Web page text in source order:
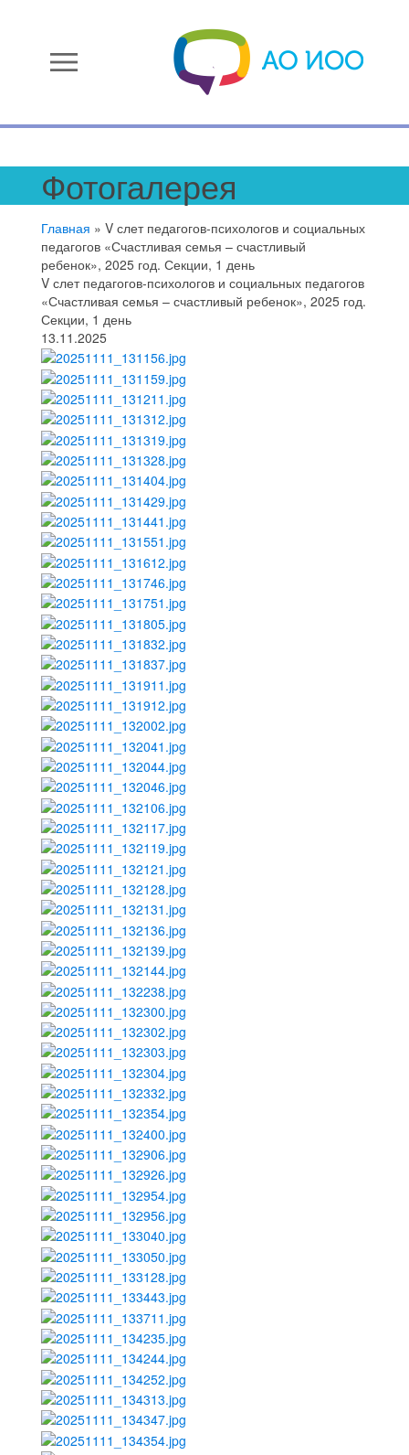
menu
Фотогалерея
Главная » V слет педагогов-психологов и социальных
педагогов «Счастливая семья – счастливый
ребенок», 2025 год. Секции, 1 день
V слет педагогов-психологов и социальных педагогов
«Счастливая семья – счастливый ребенок», 2025 год.
Секции, 1 день
13.11.2025